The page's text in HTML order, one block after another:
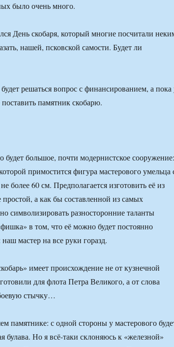
было очень много.
День скобаря, который многие посчитали
нашей, псковской самости. Будет ли
решаться вопрос с финансированием, а пока
памятник скобарю.
большое, почти модернистское сооружение:
примостится фигура мастерового умельца
более 60 см. Предполагается изготовить её из
а как бы составленной из самых
символизировать разносторонние таланты
в том, что её можно будет постоянно
мастер на все руки горазд.
имеет происхождение не от кузнечной
для флота Петра Великого, а от слова
стычку…
с одной стороны у мастерового
булава. Но я всё-таки склоняюсь к «железной»